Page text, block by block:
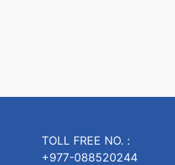
TOLL FREE NO. :
+977-088520244